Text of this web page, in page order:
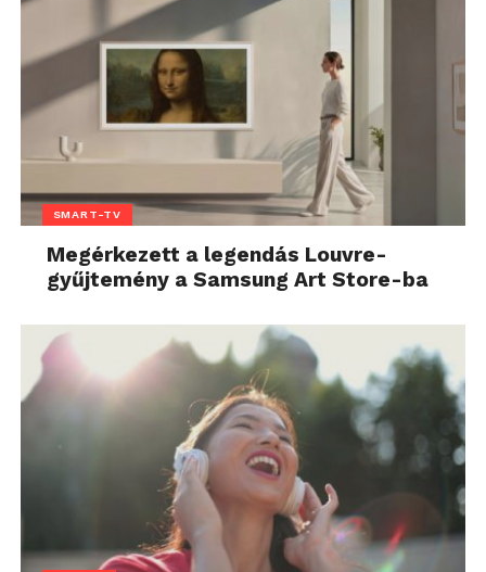
SMART-TV
Megérkezett a legendás Louvre-
gyűjtemény a Samsung Art Store-ba